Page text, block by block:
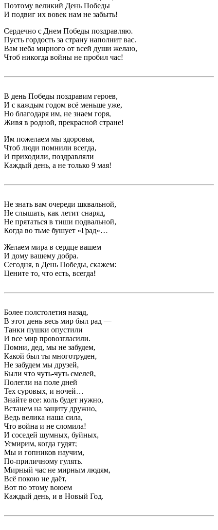
Поэтому великий День Победы
И подвиг их вовек нам не забыть!
Сердечно с Днем Победы поздравляю.
Пусть гордость за страну наполнит вас.
Вам неба мирного от всей души желаю,
Чтоб никогда войны не пробил час!
В день Победы поздравим героев,
И с каждым годом всё меньше уже,
Но благодаря им, не знаем горя,
Живя в родной, прекрасной стране!
Им пожелаем мы здоровья,
Чтоб люди помнили всегда,
И приходили, поздравляли
Каждый день, а не только 9 мая!
Не знать вам очереди шквальной,
Не слышать, как летит снаряд,
Не прятаться в тиши подвальной,
Когда во тьме бушует «Град»…
Желаем мира в сердце вашем
И дому вашему добра.
Сегодня, в День Победы, скажем:
Цените то, что есть, всегда!
Более полстолетия назад,
В этот день весь мир был рад —
Танки пушки опустили
И все мир провозгласили.
Помни, дед, мы не забудем,
Какой был ты многотруден,
Не забудем мы друзей,
Были что чуть-чуть смелей,
Полегли на поле дней
Тех суровых, и ночей…
Знайте все: коль будет нужно,
Встанем на защиту дружно,
Ведь велика наша сила,
Что война и не сломила!
И соседей шумных, буйных,
Усмирим, когда гудят;
Мы и гопников научим,
По-приличному гулять.
Мирный час не мирным людям,
Всё покою не даёт,
Вот по этому воюем
Каждый день, и в Новый Год.